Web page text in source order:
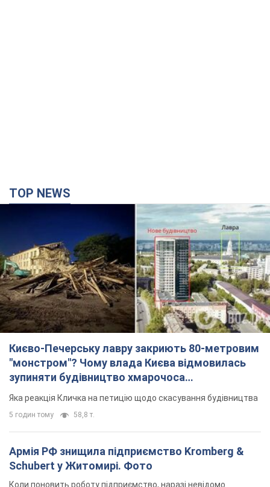
Києво-Печерську лавру закриють 80-метровим
"монстром"? Чому влада Києва відмовилась
зупиняти будівництво хмарочоса
"московського вірянина"
Яка реакція Кличка на петицію щодо скасування будівництва
5 годин тому 58,8 т.
Армія РФ знищила підприємство Kromberg &
Schubert у Житомирі. Фото
Коли поновить роботу підприємство, наразі невідомо
2 години тому 8,5 т.
МЗС Болгарії викликало українського посла
через інцидент із дроном: що сталося
Бесіда відбудеться 10 серпня
5 годин тому 7,9 т.